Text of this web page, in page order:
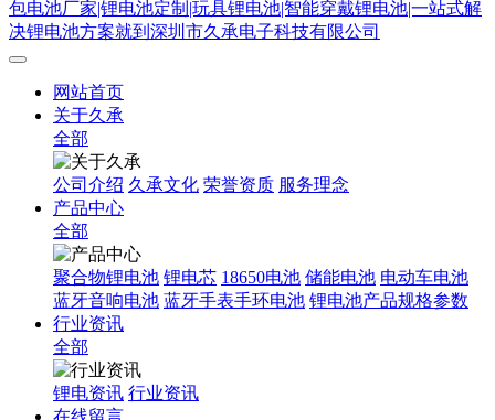
网站首页
关于久承
全部
公司介绍 久承文化 荣誉资质 服务理念
产品中心
全部
聚合物锂电池 锂电芯 18650电池 储能电池 电动车电池
蓝牙音响电池 蓝牙手表手环电池 锂电池产品规格参数
行业资讯
全部
锂电资讯 行业资讯
在线留言